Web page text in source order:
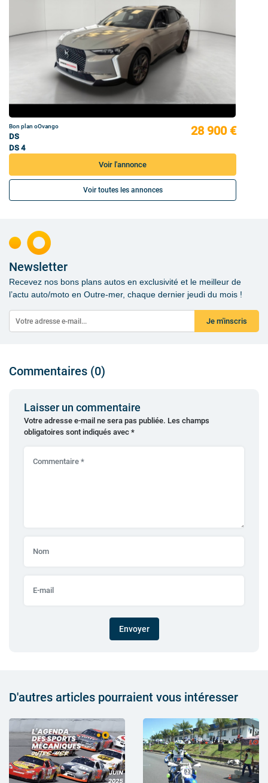
Bon plan oOvango
DS
DS 4
28 900 €
Voir l'annonce
Voir toutes les annonces
Newsletter
Recevez nos bons plans autos en exclusivité et le meilleur de
l’actu auto/moto en Outre-mer, chaque dernier jeudi du mois !
Je m'inscris
Commentaires (0)
Laisser un commentaire
Votre adresse e-mail ne sera pas publiée. Les champs
obligatoires sont indiqués avec *
Envoyer
D'autres articles pourraient vous intéresser